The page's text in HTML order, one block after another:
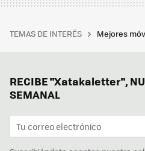
TEMAS DE INTERÉS Mejores
RECIBE "Xatakaletter",
SEMANAL